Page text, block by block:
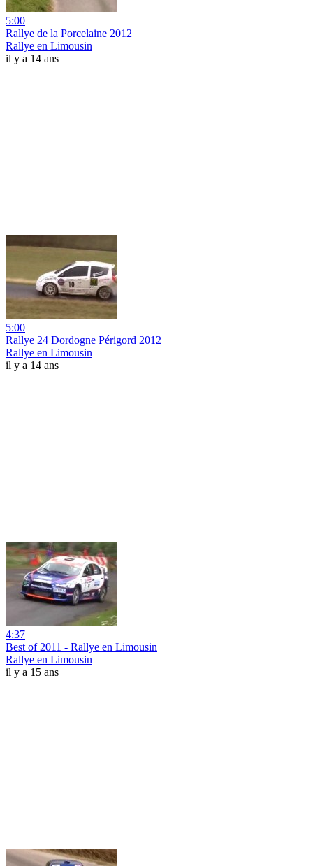
5:00
Rallye de la Porcelaine 2012
Rallye en Limousin
il y a 14 ans
5:00
Rallye 24 Dordogne Périgord 2012
Rallye en Limousin
il y a 14 ans
4:37
Best of 2011 - Rallye en Limousin
Rallye en Limousin
il y a 15 ans